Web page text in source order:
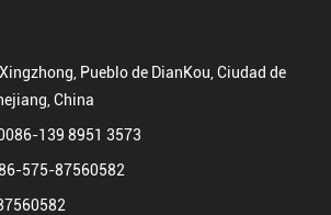
Pueblo de DianKou, Ciudad de
China
139 8951 3573
575-87560582